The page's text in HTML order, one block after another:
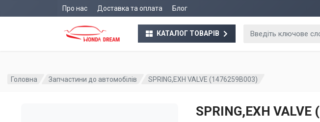
Про нас Доставка та оплата Блог
КАТАЛОГ ТОВАРІВ
Головна Запчастини до автомобілів SPRING,EXH VALVE (1476259B003)
SPRING,EXH